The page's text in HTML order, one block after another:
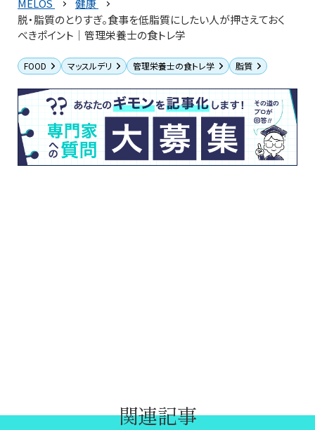
脱・脂質のとりすぎ。食事を低脂質にしたい人が押さえておく
べきポイント│管理栄養士の食トレ学
FOOD マッスルデリ 管理栄養士の食トレ学 脂質
関連記事